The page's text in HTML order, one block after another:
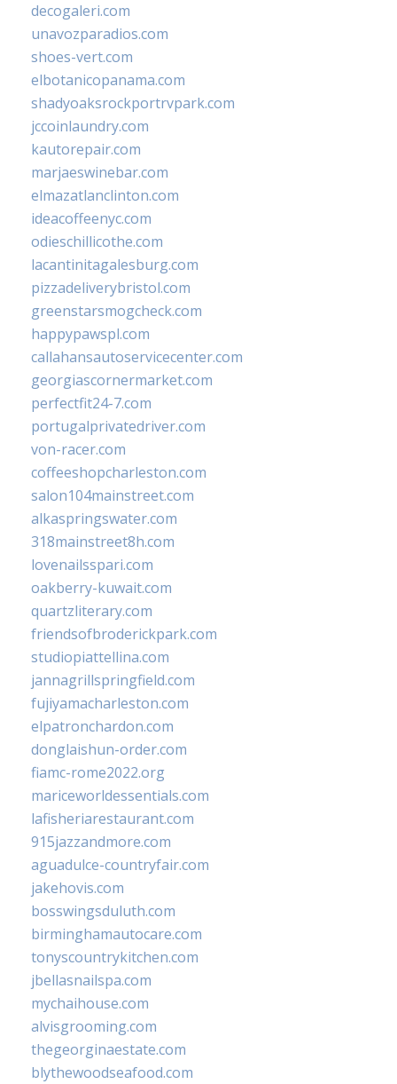
decogaleri.com
unavozparadios.com
shoes-vert.com
elbotanicopanama.com
shadyoaksrockportrvpark.com
jccoinlaundry.com
kautorepair.com
marjaeswinebar.com
elmazatlanclinton.com
ideacoffeenyc.com
odieschillicothe.com
lacantinitagalesburg.com
pizzadeliverybristol.com
greenstarsmogcheck.com
happypawspl.com
callahansautoservicecenter.com
georgiascornermarket.com
perfectfit24-7.com
portugalprivatedriver.com
von-racer.com
coffeeshopcharleston.com
salon104mainstreet.com
alkaspringswater.com
318mainstreet8h.com
lovenailsspari.com
oakberry-kuwait.com
quartzliterary.com
friendsofbroderickpark.com
studiopiattellina.com
jannagrillspringfield.com
fujiyamacharleston.com
elpatronchardon.com
donglaishun-order.com
fiamc-rome2022.org
mariceworldessentials.com
lafisheriarestaurant.com
915jazzandmore.com
aguadulce-countryfair.com
jakehovis.com
bosswingsduluth.com
birminghamautocare.com
tonyscountrykitchen.com
jbellasnailspa.com
mychaihouse.com
alvisgrooming.com
thegeorginaestate.com
blythewoodseafood.com